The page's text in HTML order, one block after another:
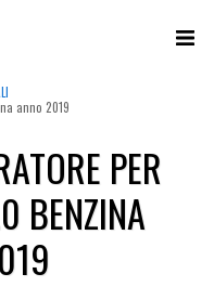
anno 2019
PER
BENZINA